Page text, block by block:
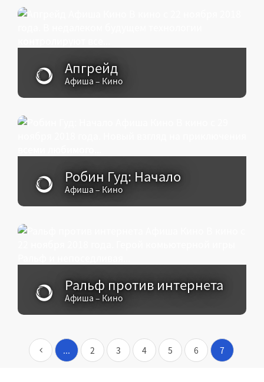
Апгрейд
Афиша – Кино
Робин Гуд: Начало
Афиша – Кино
Ральф против интернета
Афиша – Кино
... 2 3 4 5 6 7